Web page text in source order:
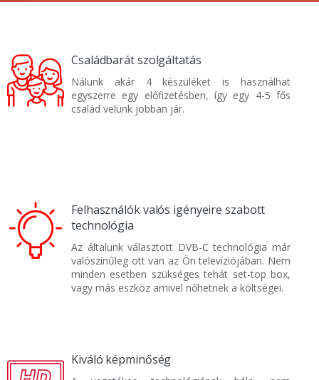
Családbarát szolgáltatás
Nálunk akár 4 készüléket is használhat
egyszerre egy előfizetésben, így egy 4-5 fős
család velünk jobban jár.
Felhasználók valós igényeire szabott
technológia
Az általunk választott DVB-C technológia már
valószínűleg ott van az Ön televíziójában. Nem
minden esetben szükséges tehát set-top box,
vagy más eszköz amivel nőhetnek a költségei.
Kiváló képminőség